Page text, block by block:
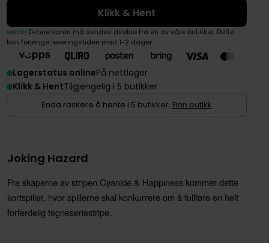
Klikk & Hent
Merk! Denne varen må sendes direkte fra en av våre butikker. Dette
kan forlenge leveringstiden med 1-2 dager.
Lagerstatus onlinePå nettlager
Klikk & HentTilgjengelig i 5 butikker
Enda raskere å hente i 5 butikker. Finn butikk
Joking Hazard
Fra skaperne av stripen Cyanide & Happiness kommer dette
kortspillet, hvor spillerneskal konkurrere om å fullføre en helt
forferdelig tegneseriestripe.